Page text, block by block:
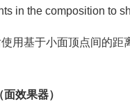
in the composition to
用基于小面顶点间的
效果器）